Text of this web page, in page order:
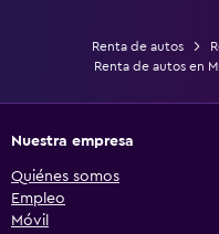
Renta de autos
Renta de autos en
Nuestra empresa
Quiénes somos
Empleo
Móvil